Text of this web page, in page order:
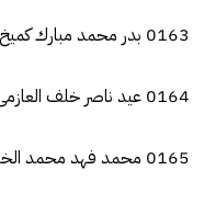
0163 بدر محمد مبارك كميخ
0164 عيد ناصر خلف العازمى
0165 محمد فهد محمد الخالدى